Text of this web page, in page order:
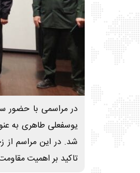
در مراسمی با حضور
یوسفعلی طاهری به
شد. در این مراسم از
تاکید بر اهمیت